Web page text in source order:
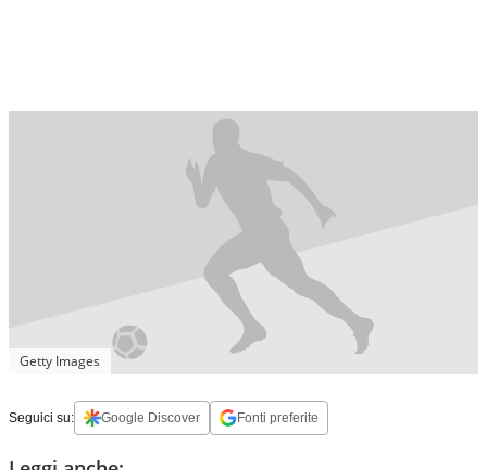
Getty Images
Seguici su: Google Discover Fonti preferite